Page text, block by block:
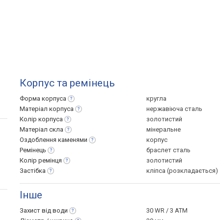
Корпус та ремінець
Форма корпуса
кругла
Матеріал корпуса
нержавіюча сталь
Колір корпуса
золотистий
Матеріал скла
мінеральне
Оздоблення каменями
корпус
Ремінець
браслет сталь
Колір ремінця
золотистий
Застібка
кліпса (розкладається)
Інше
Захист від води
30 WR / 3 ATM